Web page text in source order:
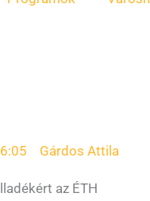
Gárdos Attila
az ÉTH